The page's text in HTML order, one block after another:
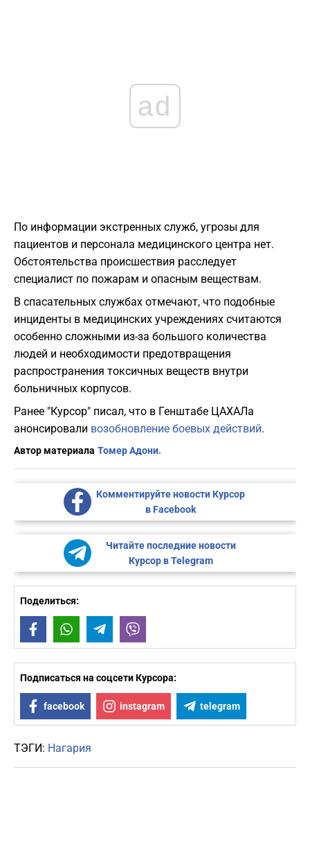
ad
По информации экстренных служб, угрозы для
пациентов и персонала медицинского центра нет.
Обстоятельства происшествия расследует
специалист по пожарам и опасным веществам.
В спасательных службах отмечают, что подобные
инциденты в медицинских учреждениях считаются
особенно сложными из-за большого количества
людей и необходимости предотвращения
распространения токсичных веществ внутри
больничных корпусов.
Ранее "Курсор" писал, что в Генштабе ЦАХАЛа
анонсировали возобновление боевых действий.
Автор материала Томер Адони.
Комментируйте новости Курсор
в Facebook
Читайте последние новости
Курсор в Telegram
Поделиться:
FacebookWhatsAppTelegram
Подписаться на соцсети Курсора:
facebook instagram telegram
ТЭГИ: Нагария